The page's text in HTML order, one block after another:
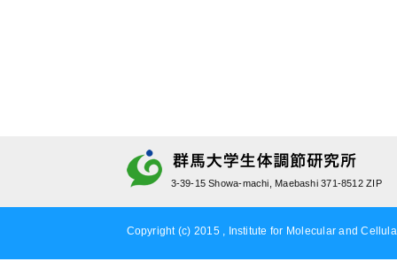
3-39-15 Showa-machi, Maebashi 371-8512 ZIP
Copyright (c) 2015 , Institute for Molecular and